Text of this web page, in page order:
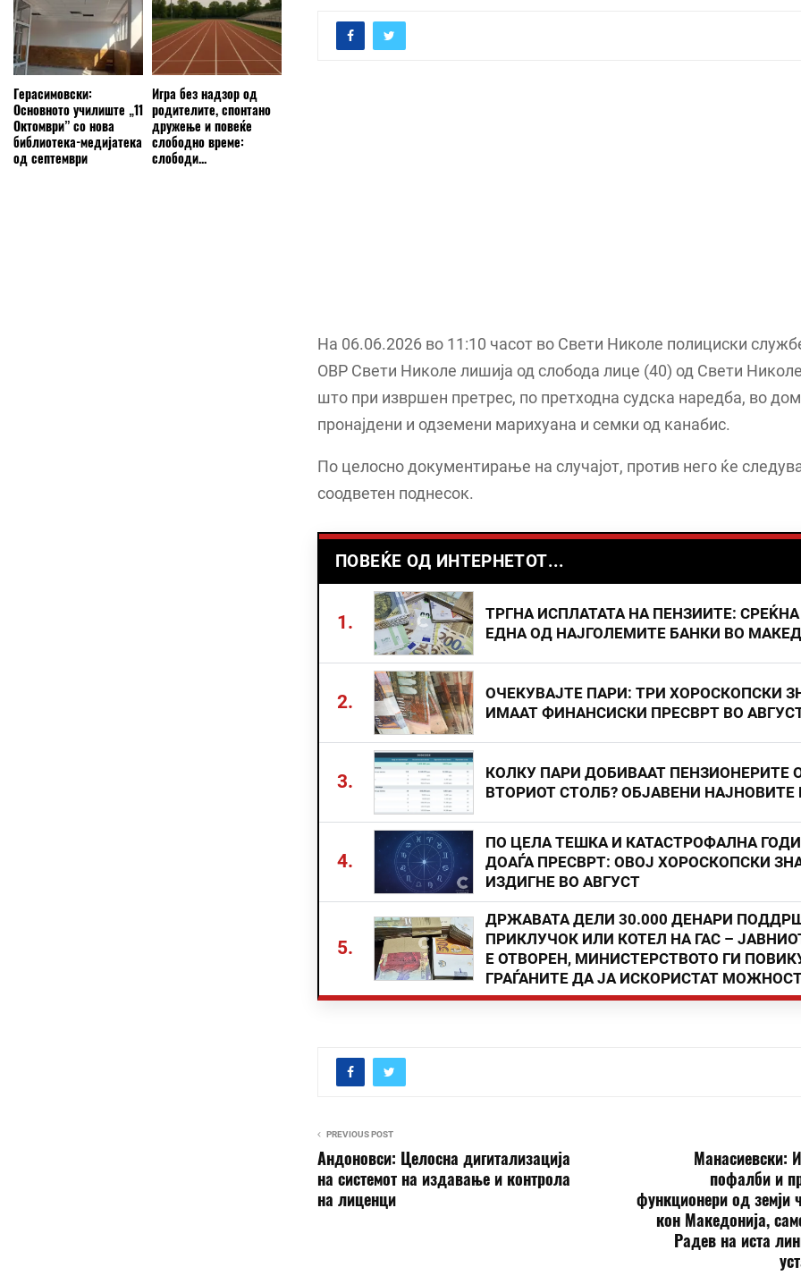
На 06.06.2026 во 11:10 часот во Свети Николе полициски
ОВР Свети Николе лишија од слобода лице (40) од Свети
што при извршен претрес, по претходна судска наредба, во
пронајдени и одземени марихуана и семки од канабис.
По целосно документирање на случајот, против него ќе
соодветен поднесок.
ПОВЕЌЕ ОД ИНТЕРНЕТОТ...
1.
ТРГНА ИСПЛАТАТА НА ПЕНЗИИТЕ:
ЕДНА ОД НАЈГОЛЕМИТЕ БАНКИ ВО
2.
ОЧЕКУВАЈТЕ ПАРИ: ТРИ ХОРОСКОПСКИ
ИМААТ ФИНАНСИСКИ ПРЕСВРТ ВО
3.
КОЛКУ ПАРИ ДОБИВААТ ПЕНЗИОНЕРИТЕ
ВТОРИОТ СТОЛБ? ОБЈАВЕНИ НАЈНОВИТЕ
4.
ПО ЦЕЛА ТЕШКА И КАТАСТРОФАЛНА
ДОАЃА ПРЕСВРТ: ОВОЈ ХОРОСКОПСКИ
ИЗДИГНЕ ВО АВГУСТ
5.
ДРЖАВАТА ДЕЛИ 30.000 ДЕНАРИ
ПРИКЛУЧОК ИЛИ КОТЕЛ НА ГАС –
Е ОТВОРЕН, МИНИСТЕРСТВОТО ГИ
ГРАЃАНИТЕ ДА ЈА ИСКОРИСТАТ
PREVIOUS POST
Андоновси: Целосна дигитализација
на системот на издавање и контрола
на лиценци
Манасиевски:
пофалби и
функционери од земји
кон Македонија,
Радев на иста
Герасимовски:
Основното училиште „11
Октомври” со нова
библиотека-медијатека
од септември
Игра без надзор од
родителите, спонтано
дружење и повеќе
слободно време:
слободи...